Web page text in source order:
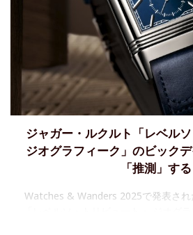
ジャガー・ルクルト「レベル
ジオグラフィーク」のビック
「推測」する
Watches & Wanders 2025で発表され
公開されている下記のPVを見たとき